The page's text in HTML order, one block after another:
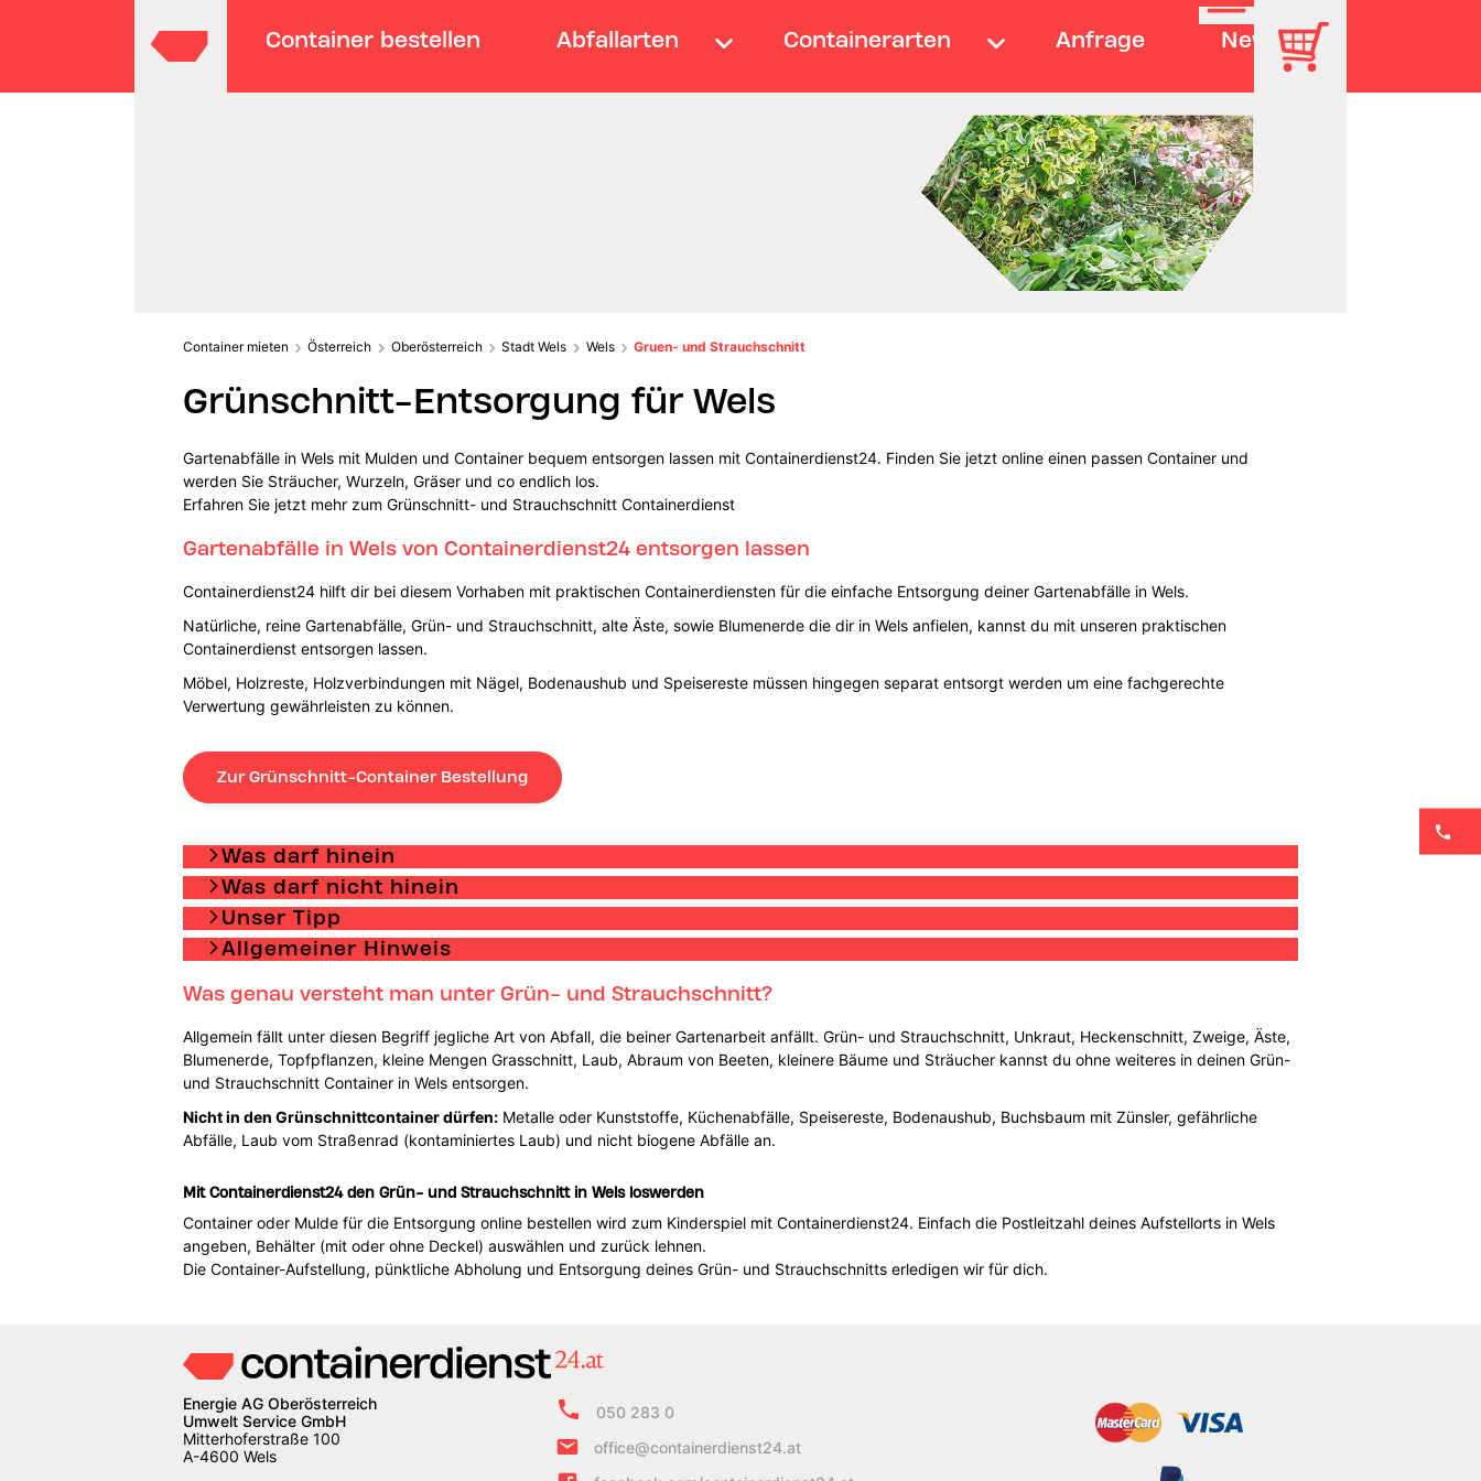
Container bestellen Abfallarten Containerarten Anfrage News
Container mieten Österreich Oberösterreich Stadt Wels Wels Gruen- und Strauchschnitt
Grünschnitt-Entsorgung für Wels
Gartenabfälle in Wels mit Mulden und Container bequem entsorgen lassen mit Containerdienst24. Finden Sie jetzt online einen passen Container und
werden Sie Sträucher, Wurzeln, Gräser und co endlich los.
Erfahren Sie jetzt mehr zum Grünschnitt- und Strauchschnitt Containerdienst
Gartenabfälle in Wels von Containerdienst24 entsorgen lassen
Containerdienst24 hilft dir bei diesem Vorhaben mit praktischen Containerdiensten für die einfache Entsorgung deiner Gartenabfälle in Wels.
Natürliche, reine Gartenabfälle, Grün- und Strauchschnitt, alte Äste, sowie Blumenerde die dir in Wels anfielen, kannst du mit unseren praktischen
Containerdienst entsorgen lassen.
Möbel, Holzreste, Holzverbindungen mit Nägel, Bodenaushub und Speisereste müssen hingegen separat entsorgt werden um eine fachgerechte
Verwertung gewährleisten zu können.
Zur Grünschnitt-Container Bestellung
Was darf hinein
Was darf nicht hinein
Unser Tipp
Allgemeiner Hinweis
Was genau versteht man unter Grün- und Strauchschnitt?
Allgemein fällt unter diesen Begriff jegliche Art von Abfall, die beiner Gartenarbeit anfällt. Grün- und Strauchschnitt, Unkraut, Heckenschnitt, Zweige, Äste,
Blumenerde, Topfpflanzen, kleine Mengen Grasschnitt, Laub, Abraum von Beeten, kleinere Bäume und Sträucher kannst du ohne weiteres in deinen Grün-
und Strauchschnitt Container in Wels entsorgen.
Nicht in den Grünschnittcontainer dürfen:Metalle oder Kunststoffe, Küchenabfälle, Speisereste, Bodenaushub, Buchsbaum mit Zünsler, gefährliche
Abfälle, Laub vom Straßenrad (kontaminiertes Laub) und nicht biogene Abfälle an.
Mit Containerdienst24 den Grün- und Strauchschnitt in Wels loswerden
Container oder Mulde für die Entsorgung online bestellen wird zum Kinderspiel mit Containerdienst24. Einfach die Postleitzahl deines Aufstellorts in Wels
angeben, Behälter (mit oder ohne Deckel) auswählen und zurück lehnen.
Die Container-Aufstellung, pünktliche Abholung und Entsorgung deines Grün- und Strauchschnitts erledigen wir für dich.
Energie AG Oberösterreich
Umwelt Service GmbH
Mitterhoferstraße 100
A-4600 Wels
050 283 0
office@containerdienst24.at